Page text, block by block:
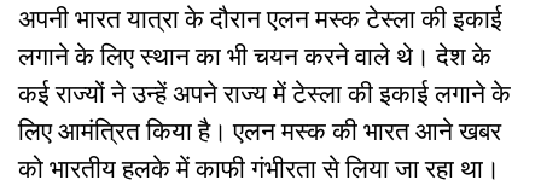
अपनी भारत यात्रा के दौरान एलन मस्क टेस्ला की इकाई
लगाने के लिए स्थान का भी चयन करने वाले थे। देश के
कई राज्यों ने उन्हें अपने राज्य में टेस्ला की इकाई लगाने के
लिए आमंत्रित किया है। एलन मस्क की भारत आने खबर
को भारतीय हलके में काफी गंभीरता से लिया जा रहा था।